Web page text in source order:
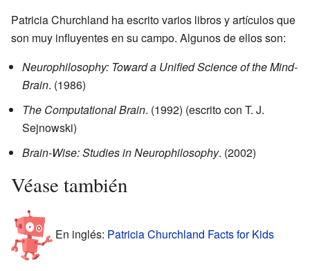
Patricia Churchland ha escrito varios libros y artículos que
son muy influyentes en su campo. Algunos de ellos son:
Neurophilosophy: Toward a Unified Science of the Mind-
Brain. (1986)
The Computational Brain. (1992) (escrito con T. J.
Sejnowski)
Brain-Wise: Studies in Neurophilosophy. (2002)
Véase también
En inglés: Patricia Churchland Facts for Kids